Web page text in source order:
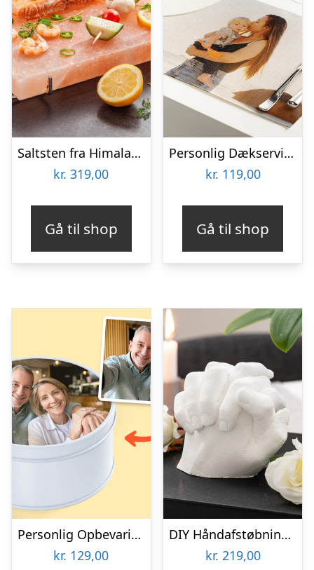
Saltsten fra Himalaya – KitchPro
kr. 319,00
Gå til shop
Personlig Dækserviet med Billede
kr. 119,00
Gå til shop
Personlig Opbevaringsboks i Metal med Billede – Rund
kr. 129,00
DIY Håndafstøbningskit – Spralla
kr. 219,00